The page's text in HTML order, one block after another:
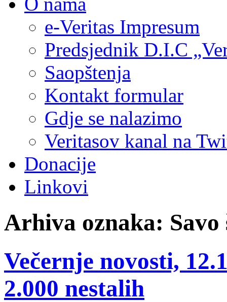
e-Veritas Impresum
Predsjednik D.I.C
Saopštenja
Kontakt formular
Gdje se nalazimo
Veritasov kanal na
Donacije
Linkovi
Arhiva oznaka:
Večernje novosti,
2.000 nestalih